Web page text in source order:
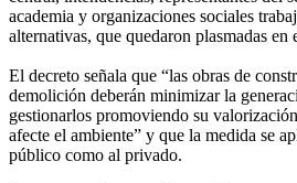
academia y organizaciones sociales
alternativas, que quedaron plasmadas en
El decreto señala que “las obras de
demolición deberán minimizar la
gestionarlos promoviendo su
afecte el ambiente” y que la medida se
público como al privado.